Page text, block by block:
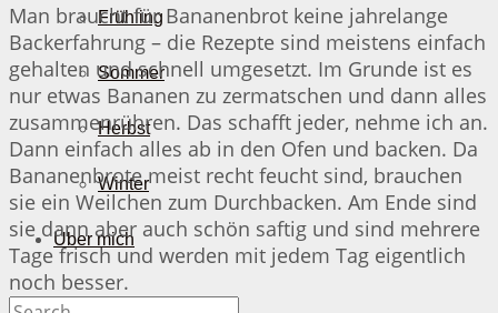
Frühling
Sommer
Herbst
Winter
Über mich
Man braucht für Bananenbrot keine jahrelange
Backerfahrung – die Rezepte sind meistens einfach
gehalten und schnell umgesetzt. Im Grunde ist es
nur etwas Bananen zu zermatschen und dann alles
zusammenrühren. Das schafft jeder, nehme ich an.
Dann einfach alles ab in den Ofen und backen. Da
Bananenbrote meist recht feucht sind, brauchen
sie ein Weilchen zum Durchbacken. Am Ende sind
sie dann aber auch schön saftig und sind mehrere
Tage frisch und werden mit jedem Tag eigentlich
noch besser.